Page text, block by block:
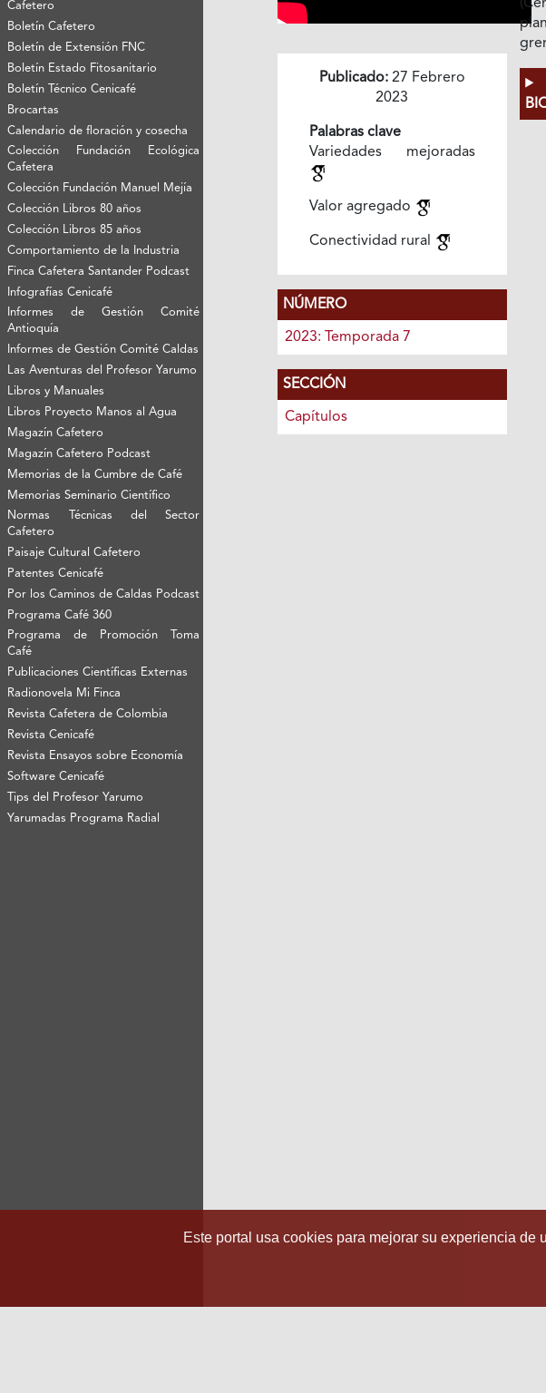
Cafetero
Boletín Cafetero
Boletín de Extensión FNC
Boletín Estado Fitosanitario
Boletín Técnico Cenicafé
Brocartas
Calendario de floración y cosecha
Colección Fundación Ecológica
Cafetera
Colección Fundación Manuel Mejía
Colección Libros 80 años
Colección Libros 85 años
Comportamiento de la Industria
Finca Cafetera Santander Podcast
Infografías Cenicafé
Informes de Gestión Comité
Antioquía
Informes de Gestión Comité Caldas
Las Aventuras del Profesor Yarumo
Libros y Manuales
Libros Proyecto Manos al Agua
Magazín Cafetero
Magazín Cafetero Podcast
Memorias de la Cumbre de Café
Memorias Seminario Científico
Normas Técnicas del Sector
Cafetero
Paisaje Cultural Cafetero
Patentes Cenicafé
Por los Caminos de Caldas Podcast
Programa Café 360
Programa de Promoción Toma
Café
Publicaciones Científicas Externas
Radionovela Mi Finca
Revista Cafetera de Colombia
Revista Cenicafé
Revista Ensayos sobre Economía
Software Cenicafé
Tips del Profesor Yarumo
Yarumadas Programa Radial
Publicado:27 Febrero
2023
Palabras clave
Variedades mejoradas
Valor agregado
Conectividad rural
NÚMERO
2023: Temporada 7
SECCIÓN
Capítulos
Este portal usa cookies para mejorar su experiencia